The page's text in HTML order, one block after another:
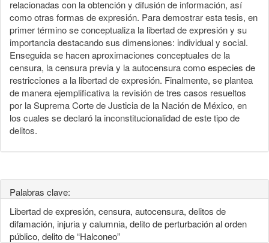
relacionadas con la obtención y difusión de información, así
como otras formas de expresión. Para demostrar esta tesis, en
primer término se conceptualiza la libertad de expresión y su
importancia destacando sus dimensiones: individual y social.
Enseguida se hacen aproximaciones conceptuales de la
censura, la censura previa y la autocensura como especies de
restricciones a la libertad de expresión. Finalmente, se plantea
de manera ejemplificativa la revisión de tres casos resueltos
por la Suprema Corte de Justicia de la Nación de México, en
los cuales se declaró la inconstitucionalidad de este tipo de
delitos.
Palabras clave:
Libertad de expresión, censura, autocensura, delitos de
difamación, injuria y calumnia, delito de perturbación al orden
público, delito de “Halconeo”